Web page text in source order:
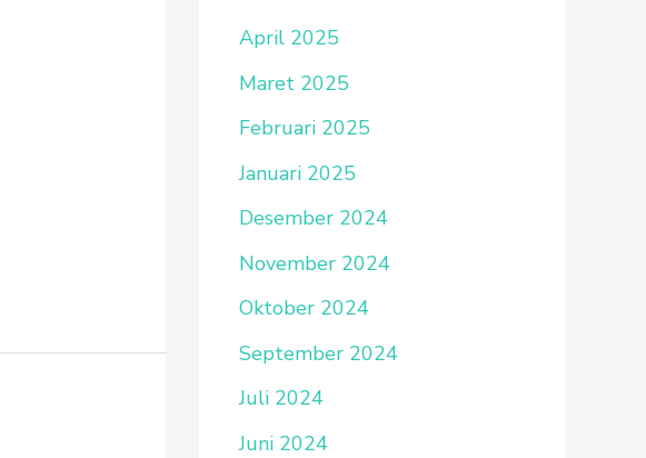
April 2025
Maret 2025
Februari 2025
Januari 2025
Desember 2024
November 2024
Oktober 2024
September 2024
Juli 2024
Juni 2024